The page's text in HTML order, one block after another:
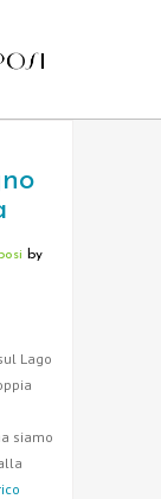
by
Lago
siamo